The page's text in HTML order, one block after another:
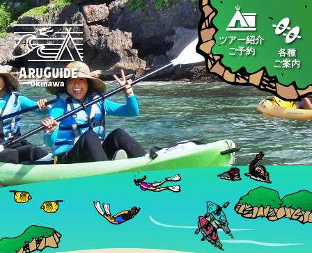
ツアー紹介
ご予約
各種
ご案内